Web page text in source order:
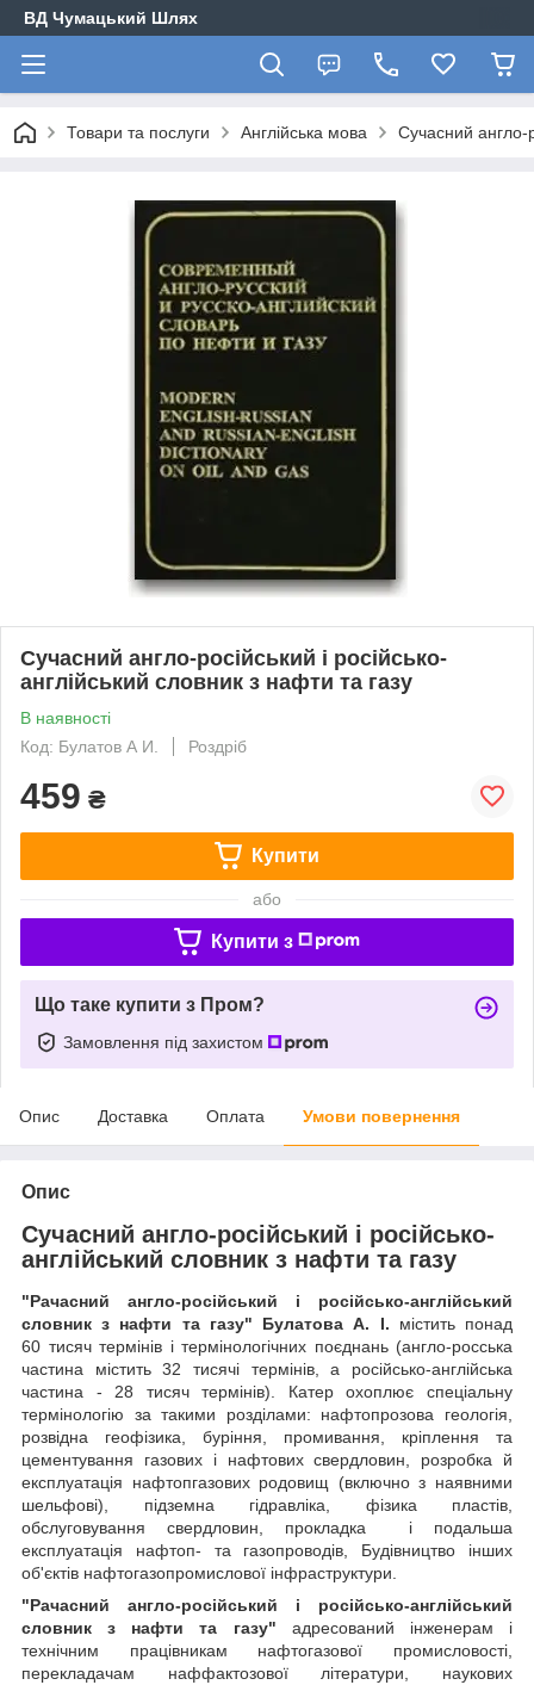
ВД Чумацький Шлях
Товари та послуги Англійська мова Сучасний англо-
Сучасний англо-російський і російсько-
англійський словник з нафти та газу
В наявності
Код: Булатов А И.
Роздріб
459 ₴
Купити
або
Купити з
Що таке купити з Пром?
Замовлення під захистом
Опис Доставка Оплата Умови повернення
Опис
Сучасний англо-російський і російсько-
англійський словник з нафти та газу
"Рачасний англо-російський і російсько-англійський
словник з нафти та газу" Булатова А. І. містить понад
60 тисяч термінів і термінологічних поєднань (англо-росська
частина містить 32 тисячі термінів, а російсько-англійська
частина - 28 тисяч термінів). Катер охоплює спеціальну
термінологію за такими розділами: нафтопрозова геологія,
розвідна геофізика, буріння, промивання, кріплення та
цементування газових і нафтових свердловин, розробка й
експлуатація нафтопгазових родовищ (включно з наявними
шельфові), підземна гідравліка, фізика пластів,
обслуговування свердловин, прокладка і подальша
експлуатація нафтоп- та газопроводів, Будівництво інших
об'єктів нафтогазопромислової інфраструктури.
"Рачасний англо-російський і російсько-англійський
словник з нафти та газу" адресований інженерам і
технічним працівникам нафтогазової промисловості,
перекладачам наффактозової літератури, наукових